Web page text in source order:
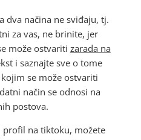
dva načina ne sviđaju, tj.
za vas, ne brinite, jer
može ostvariti zarada na
i saznajte sve o tome
se može ostvariti
način se odnosi na
postova.
profil na tiktoku, možete